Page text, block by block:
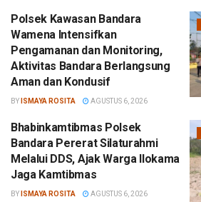
Polsek Kawasan Bandara
Wamena Intensifkan
Pengamanan dan Monitoring,
Aktivitas Bandara Berlangsung
Aman dan Kondusif
BY ISMAYA ROSITA AGUSTUS 6, 2026
Bhabinkamtibmas Polsek
Bandara Pererat Silaturahmi
Melalui DDS, Ajak Warga Ilokama
Jaga Kamtibmas
BY ISMAYA ROSITA AGUSTUS 6, 2026